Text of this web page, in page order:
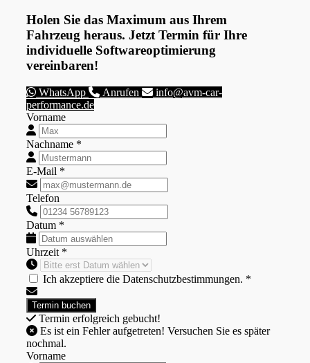
Holen Sie das Maximum aus Ihrem
Fahrzeug heraus. Jetzt Termin für Ihre
individuelle Softwareoptimierung
vereinbaren!
WhatsApp Anrufen
info@avm-car-
performance.de
Vorname
Nachname *
E-Mail *
Telefon
Datum *
Uhrzeit *
Ich akzeptiere die Datenschutzbestimmungen. *
Termin erfolgreich gebucht!
nochmal.
Vorname